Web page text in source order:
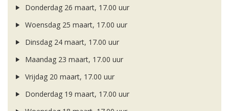
Donderdag 26 maart, 17.00 uur
Woensdag 25 maart, 17.00 uur
Dinsdag 24 maart, 17.00 uur
Maandag 23 maart, 17.00 uur
Vrijdag 20 maart, 17.00 uur
Donderdag 19 maart, 17.00 uur